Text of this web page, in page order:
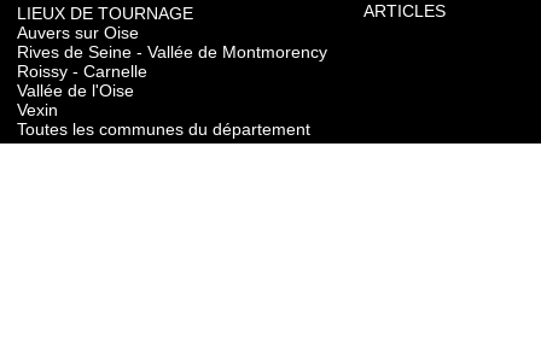
LIEUX DE TOURNAGE
Auvers sur Oise
Rives de Seine - Vallée de Montmorency
Roissy - Carnelle
Vallée de l'Oise
Vexin
Toutes les communes du département
ARTICLES